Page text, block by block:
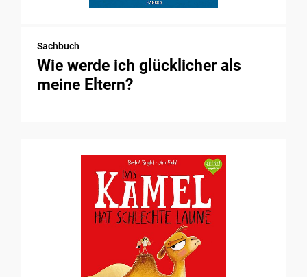
Sachbuch
Wie werde ich glücklicher als
meine Eltern?